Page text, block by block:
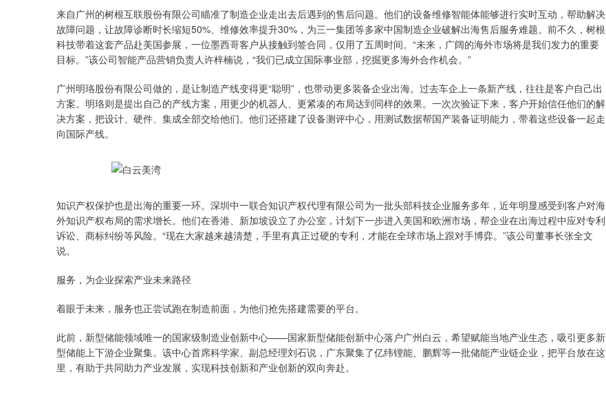
来自广州的树根互联股份有限公司瞄准了制造企业走出去后遇到的售后问题。他们的设备维修智能体能够进行实时互动，帮助解决
故障问题，让故障诊断时长缩短50%、维修效率提升30%，为三一集团等多家中国制造企业破解出海售后服务难题。前不久，树根
科技带着这套产品赴美国参展，一位墨西哥客户从接触到签合同，仅用了五周时间。“未来，广阔的海外市场将是我们发力的重要
目标。”该公司智能产品营销负责人许梓楠说，“我们已成立国际事业部，挖掘更多海外合作机会。”
广州明珞股份有限公司做的，是让制造产线变得更“聪明”，也带动更多装备企业出海。过去车企上一条新产线，往往是客户自己出
方案。明珞则是提出自己的产线方案，用更少的机器人、更紧凑的布局达到同样的效果。一次次验证下来，客户开始信任他们的解
决方案，把设计、硬件、集成全部交给他们。他们还搭建了设备测评中心，用测试数据帮国产装备证明能力，带着这些设备一起走
向国际产线。
知识产权保护也是出海的重要一环。深圳中一联合知识产权代理有限公司为一批头部科技企业服务多年，近年明显感受到客户对海
外知识产权布局的需求增长。他们在香港、新加坡设立了办公室，计划下一步进入美国和欧洲市场，帮企业在出海过程中应对专利
诉讼、商标纠纷等风险。“现在大家越来越清楚，手里有真正过硬的专利，才能在全球市场上跟对手博弈。”该公司董事长张全文
说。
服务，为企业探索产业未来路径
着眼于未来，服务也正尝试跑在制造前面，为他们抢先搭建需要的平台。
此前，新型储能领域唯一的国家级制造业创新中心——国家新型储能创新中心落户广州白云，希望赋能当地产业生态，吸引更多新
型储能上下游企业聚集。该中心首席科学家、副总经理刘石说，广东聚集了亿纬锂能、鹏辉等一批储能产业链企业，把平台放在这
里，有助于共同助力产业发展，实现科技创新和产业创新的双向奔赴。